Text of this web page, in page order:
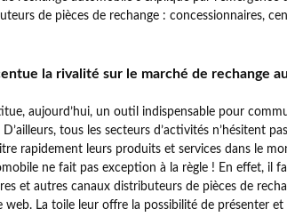
de pièces de rechange : concessionnaires,
la rivalité sur le marché de rechange
aujourd’hui, un outil indispensable pour
tous les secteurs d’activités n’hésitent
rapidement leurs produits et services dans le
ne fait pas exception à la règle ! En effet, il
et autres canaux distributeurs de pièces de
web. La toile leur offre la possibilité de présenter